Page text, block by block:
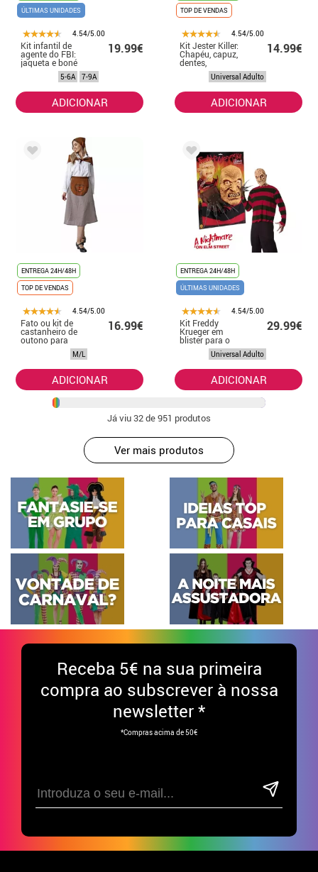
ÚLTIMAS UNIDADES
4.54/5.00
Kit infantil de
agente do FBI:
jaqueta e boné
19.99€
5-6A 7-9A
ADICIONAR
TOP DE VENDAS
4.54/5.00
Kit Jester Killer:
Chapéu, capuz,
dentes,
maquiagem e
14.99€
Universal Adulto
ADICIONAR
ENTREGA 24H/48H
TOP DE VENDAS
4.54/5.00
Fato ou kit de
castanheiro de
outono para
16.99€
M/L
ADICIONAR
ENTREGA 24H/48H
ÚLTIMAS UNIDADES
4.54/5.00
Kit Freddy
Krueger em
blister para o
Halloween
29.99€
Universal Adulto
ADICIONAR
Já viu32de 951 produtos
Ver mais produtos
Receba 5€ na sua primeira
compra ao subscrever à nossa
newsletter *
*Compras acima de 50€